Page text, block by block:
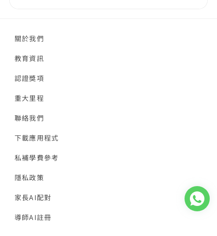
關於我們
教育資訊
認證獎項
重大里程
聯絡我們
下載應用程式
私補學費參考
隱私政策
家長AI配對
導師AI註冊